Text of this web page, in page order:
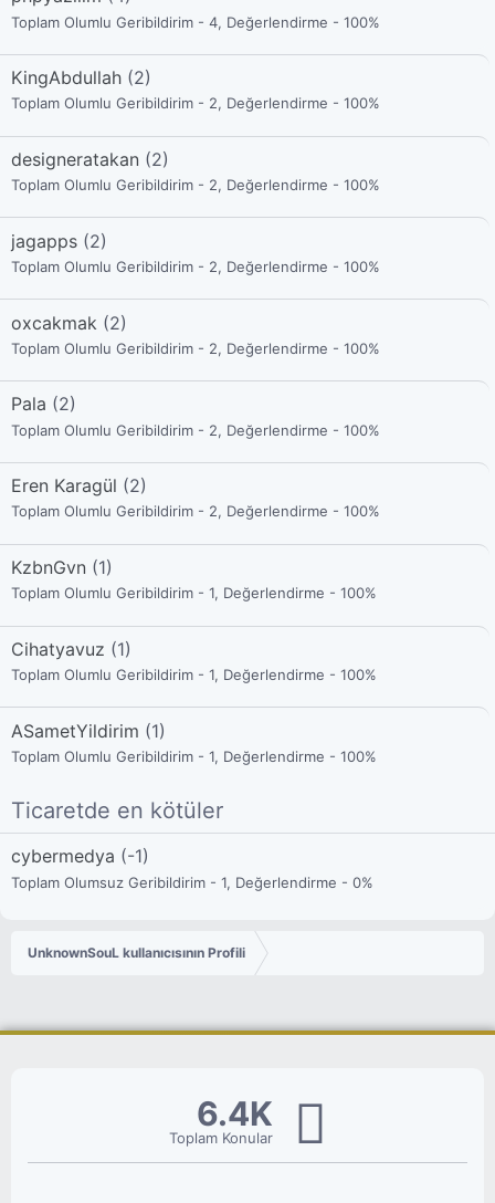
Toplam Olumlu Geribildirim - 4, Değerlendirme - 100%
KingAbdullah (2)
Toplam Olumlu Geribildirim - 2, Değerlendirme - 100%
designeratakan (2)
Toplam Olumlu Geribildirim - 2, Değerlendirme - 100%
jagapps (2)
Toplam Olumlu Geribildirim - 2, Değerlendirme - 100%
oxcakmak (2)
Toplam Olumlu Geribildirim - 2, Değerlendirme - 100%
Pala (2)
Toplam Olumlu Geribildirim - 2, Değerlendirme - 100%
Eren Karagül (2)
Toplam Olumlu Geribildirim - 2, Değerlendirme - 100%
KzbnGvn (1)
Toplam Olumlu Geribildirim - 1, Değerlendirme - 100%
Cihatyavuz (1)
Toplam Olumlu Geribildirim - 1, Değerlendirme - 100%
ASametYildirim (1)
Toplam Olumlu Geribildirim - 1, Değerlendirme - 100%
Ticaretde en kötüler
cybermedya (-1)
Toplam Olumsuz Geribildirim - 1, Değerlendirme - 0%
UnknownSouL kullanıcısının Profili
6.4K
Toplam Konular